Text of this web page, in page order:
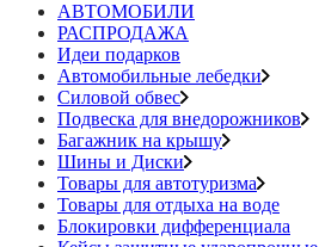
АВТОМОБИЛИ
РАСПРОДАЖА
Идеи подарков
Автомобильные лебедки
Силовой обвес
Подвеска для внедорожников
Багажник на крышу
Шины и Диски
Товары для автотуризма
Товары для отдыха на воде
Блокировки дифференциала